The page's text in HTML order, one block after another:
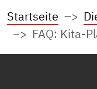
Startseite
FAQ: Kita-